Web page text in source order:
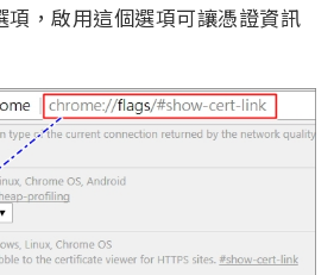
，啟用這個選項可讓憑證資訊